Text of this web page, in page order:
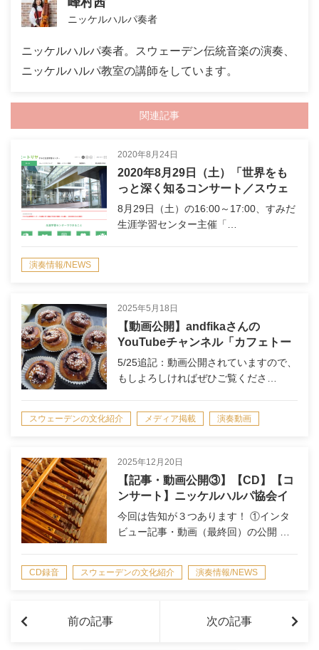
ニッケルハルパ奏者
ニッケルハルパ奏者。スウェーデン伝統音楽の演奏、
ニッケルハルパ教室の講師をしています。
関連記事
2020年8月24日
2020年8月29日（土）「世界をも
っと深く知るコンサート／スウェ
ーデン編」LIVE配信について
8月29日（土）の16:00～17:00、すみだ
生涯学習センター主催「…
演奏情報/NEWS
2025年5月18日
【動画公開】andfikaさんの
YouTubeチャンネル「カフェトー
ク」北欧対談に出演（１時間）
5/25追記：動画公開されていますので、
もしよろしければぜひご覧くださ…
スウェーデンの文化紹介 メディア掲載 演奏動画
2025年12月20日
【記事・動画公開③】【CD】【コ
ンサート】ニッケルハルパ協会イ
ンタビュー③/1st
Album「NYCKELHARPA」CD販
今回は告知が３つあります！ ①インタ
ビュー記事・動画（最終回）の公開 …
CD録音 スウェーデンの文化紹介 演奏情報/NEWS
前の記事 次の記事